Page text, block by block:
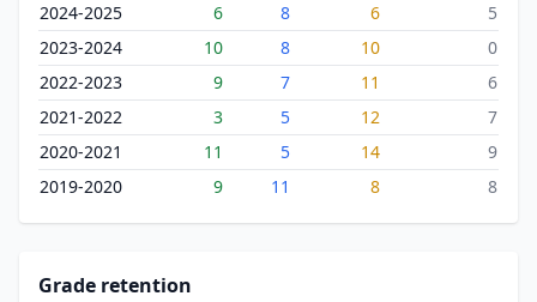
2024-2025 6 8 6
5
2023-2024
10 8 10
0
2022-2023
9 7 11
6
2021-2022
3 5 12
7
2020-2021
11 5 14
9
2019-2020
9 11 8 8
Grade retention